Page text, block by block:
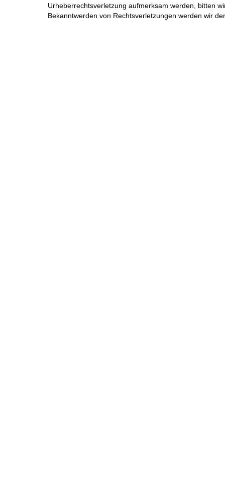
Urheberrechtsverletzung aufmerksam werden, bitten
Bekanntwerden von Rechtsverletzungen werden wir